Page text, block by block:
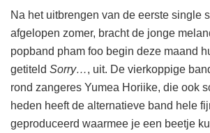
Na het uitbrengen van de eerste single
afgelopen zomer, bracht de jonge
popband pham foo begin deze maand
getiteld Sorry…, uit. De vierkoppige
rond zangeres Yumea Horiike, die ook
heden heeft de alternatieve band hele
geproduceerd waarmee je een beetje